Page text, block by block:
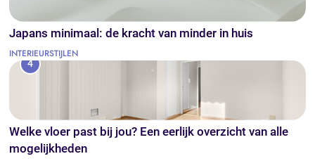
Japans minimaal: de kracht van minder in huis
INTERIEURSTIJLEN
4
Welke vloer past bij jou? Een eerlijk overzicht van alle
mogelijkheden